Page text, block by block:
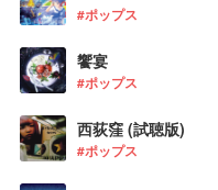
#ポップス
饗宴
#ポップス
西荻窪 (試聴版)
#ポップス